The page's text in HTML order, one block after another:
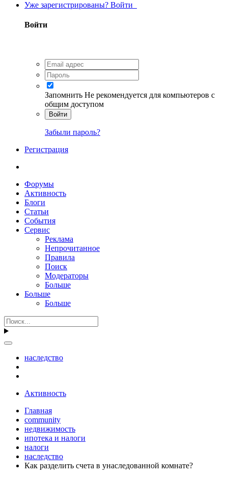
Уже зарегистрированы? Войти
Войти
Запомнить Не рекомендуется для компьютеров с
общим доступом
Войти
Забыли пароль?
Регистрация
Форумы
Активность
Блоги
Статьи
События
Сервис
Реклама
Непрочитанное
Правила
Поиск
Модераторы
Больше
Больше
Больше
наследство
Активность
Главная
community
недвижимость
ипотека и налоги
налоги
наследство
Как разделить счета в унаследованной комнате?